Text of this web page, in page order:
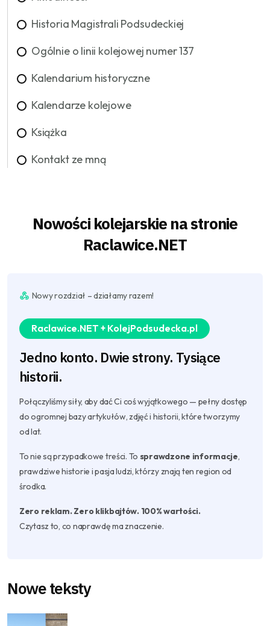
Historia Magistrali Podsudeckiej
Ogólnie o linii kolejowej numer 137
Kalendarium historyczne
Kalendarze kolejowe
Książka
Kontakt ze mną
Nowości kolejarskie na stronie
Raclawice.NET
Nowy rozdział – działamy razem!
Raclawice.NET + KolejPodsudecka.pl
Jedno konto. Dwie strony. Tysiące
historii.
Połączyliśmy siły, aby dać Ci coś wyjątkowego — pełny dostęp
do ogromnej bazy artykułów, zdjęć i historii, które tworzymy
od lat.
To nie są przypadkowe treści. To sprawdzone informacje,
prawdziwe historie i pasja ludzi, którzy znają ten region od
środka.
Zero reklam. Zero klikbajtów. 100% wartości.
Czytasz to, co naprawdę ma znaczenie.
Nowe teksty